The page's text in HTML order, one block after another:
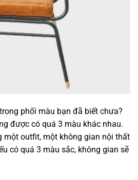
phối màu bạn đã biết chưa?
được có quá 3 màu khác nhau.
một outfit, một không gian nội thất
có quá 3 màu sắc, không gian sẽ